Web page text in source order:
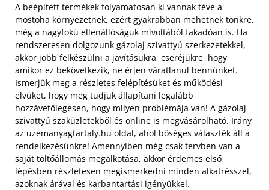
A beépített termékek folyamatosan ki vannak téve a
mostoha környezetnek, ezért gyakrabban mehetnek tönkre,
még a nagyfokú ellenállóságuk mivoltából fakadóan is. Ha
rendszeresen dolgozunk gázolaj szivattyú szerkezetekkel,
akkor jobb felkészülni a javításukra, cseréjükre, hogy
amikor ez bekövetkezik, ne érjen váratlanul bennünket.
Ismerjük meg a részletes felépítésüket és működési
elvüket, hogy meg tudjuk állapítani legalább
hozzávetőlegesen, hogy milyen problémája van! A gázolaj
szivattyú szaküzletekből és online is megvásárolható. Irány
az uzemanyagtartaly.hu oldal, ahol bőséges választék áll a
rendelkezésünkre! Amennyiben még csak tervben van a
saját töltőállomás megalkotása, akkor érdemes első
lépésben részletesen megismerkedni minden alkatrésszel,
azoknak árával és karbantartási igényükkel.